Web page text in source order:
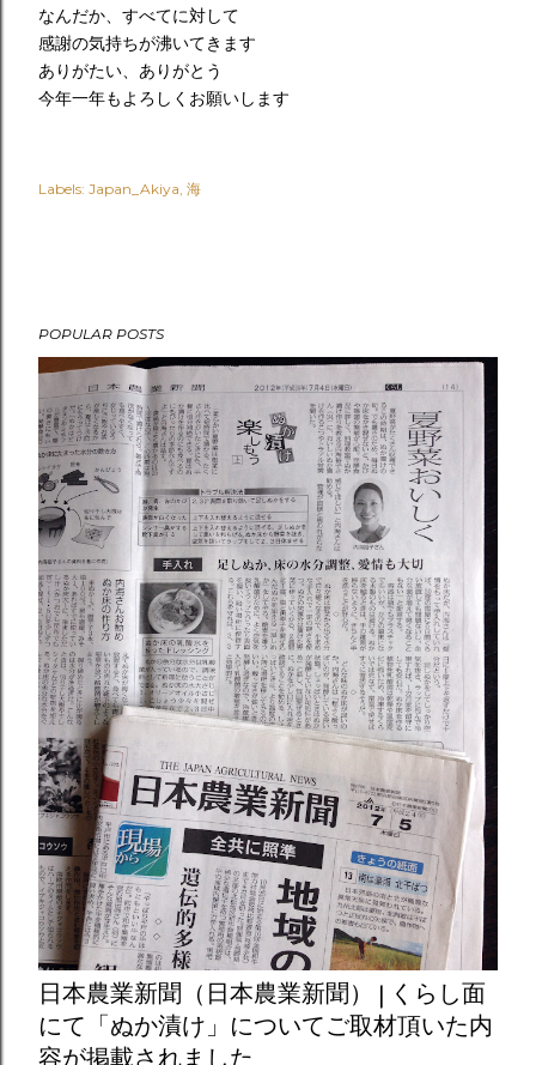
なんだか、すべてに対して
感謝の気持ちが沸いてきます
ありがたい、ありがとう
今年一年もよろしくお願いします
Labels: Japan_Akiya 海
POPULAR POSTS
日本農業新聞（日本農業新聞） | くらし面
にて「ぬか漬け」についてご取材頂いた内
容が掲載されました